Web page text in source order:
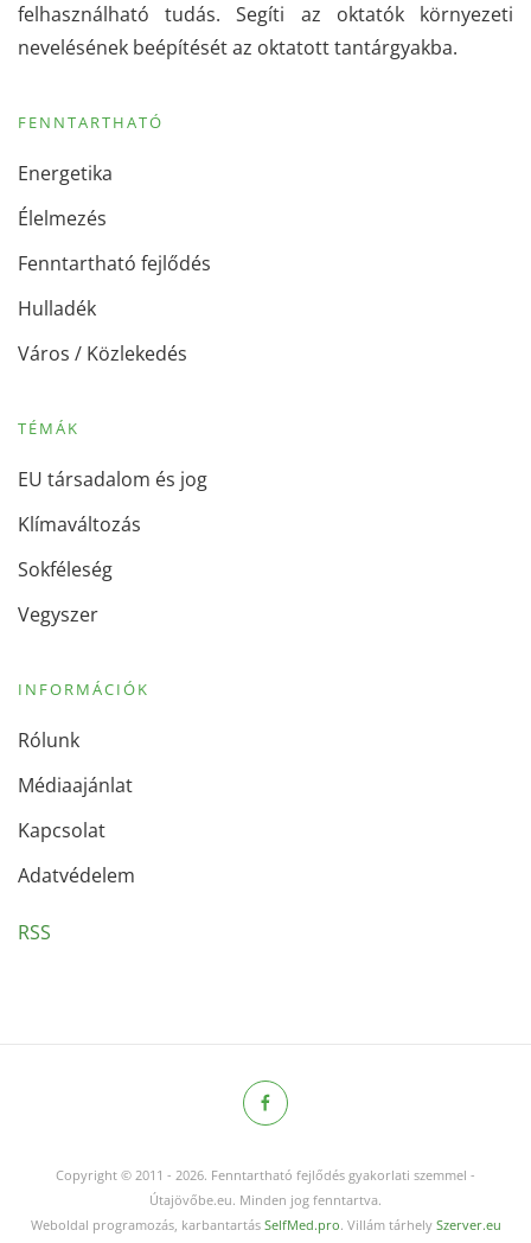
felhasználható tudás. Segíti az oktatók környezeti
nevelésének beépítését az oktatott tantárgyakba.
FENNTARTHATÓ
Energetika
Élelmezés
Fenntartható fejlődés
Hulladék
Város / Közlekedés
TÉMÁK
EU társadalom és jog
Klímaváltozás
Sokféleség
Vegyszer
INFORMÁCIÓK
Rólunk
Médiaajánlat
Kapcsolat
Adatvédelem
RSS
Copyright © 2011 - 2026. Fenntartható fejlődés gyakorlati szemmel -
Útajövőbe.eu. Minden jog fenntartva.
Weboldal programozás, karbantartás SelfMed.pro. Villám tárhely Szerver.eu